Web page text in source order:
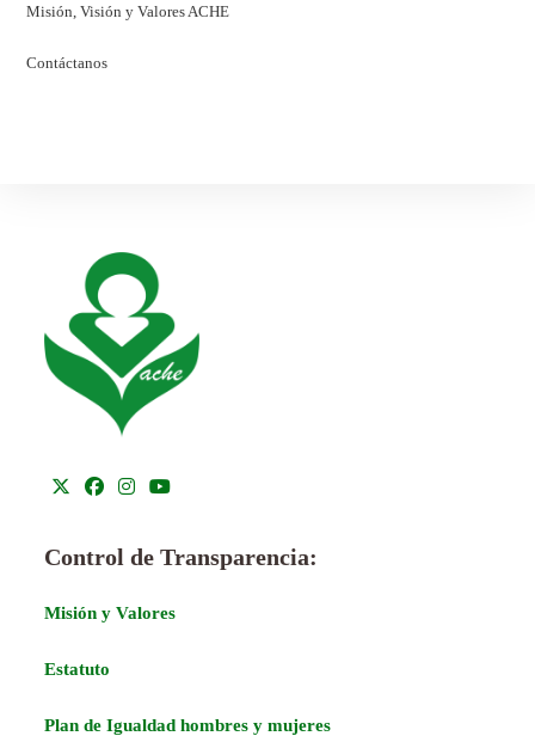
Misión, Visión y Valores ACHE
Contáctanos
Control de Transparencia:
Misión y Valores
Estatuto
Plan de Igualdad hombres y mujeres